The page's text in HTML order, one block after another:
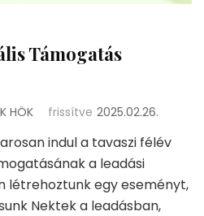
Támogatás
HÖK frissítve 2025.02.26.
indul a tavaszi félév
a leadási
létrehoztunk egy eseményt,
Nektek a leadásban,